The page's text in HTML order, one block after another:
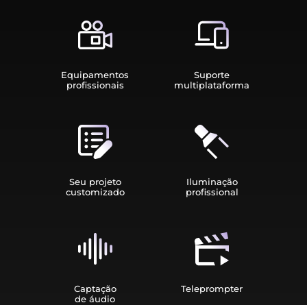
Equipamen­tos
profissionais
Suporte
multiplata­forma
Seu projeto
customizado
Iluminação
profissional
Captação
de áudio
Teleprompter